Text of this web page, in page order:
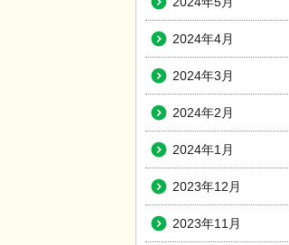
2024年4月
2024年3月
2024年2月
2024年1月
2023年12月
2023年11月